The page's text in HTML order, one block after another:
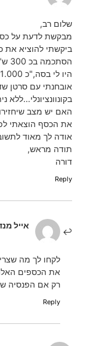
שלום רב,
מבקשת לדעת על כספי
ביקשתי להוציא את
הסתכמה בכ 300 ש"ח לחודש..
היו לי בסה,"כ 51.000ש"ח שמתוכם לקחו לי 21%…
אובחנתי עם סרטן
בקונוונציונלי…ללא
האם יש מצב
את הכסף הוצאתי
אודה לך מאוד
תודה מראש,
דורה
Reply
אייל
לקחו לך מה
את הכספים
רק אם הפנסיה
Reply